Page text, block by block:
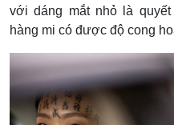
với dáng mắt nhỏ là
hàng mi có được độ cong